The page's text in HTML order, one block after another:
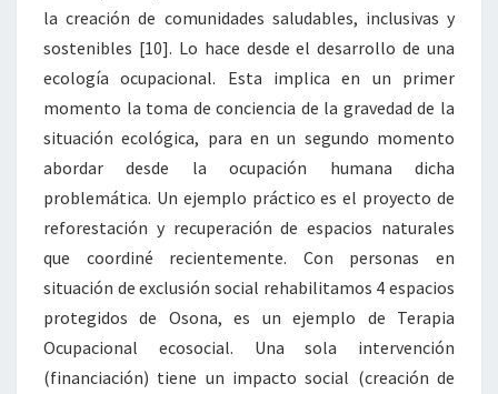
la creación de comunidades saludables, inclusivas y
sostenibles [10]. Lo hace desde el desarrollo de una
ecología ocupacional. Esta implica en un primer
momento la toma de conciencia de la gravedad de la
situación ecológica, para en un segundo momento
abordar desde la ocupación humana dicha
problemática. Un ejemplo práctico es el proyecto de
reforestación y recuperación de espacios naturales
que coordiné recientemente. Con personas en
situación de exclusión social rehabilitamos 4 espacios
protegidos de Osona, es un ejemplo de Terapia
Ocupacional ecosocial. Una sola intervención
(financiación) tiene un impacto social (creación de